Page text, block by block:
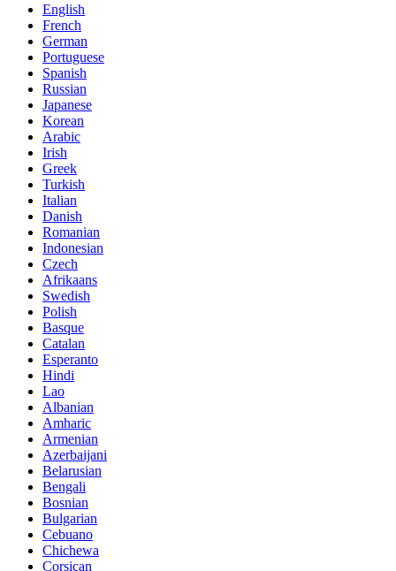
English
French
German
Portuguese
Spanish
Russian
Japanese
Korean
Arabic
Irish
Greek
Turkish
Italian
Danish
Romanian
Indonesian
Czech
Afrikaans
Swedish
Polish
Basque
Catalan
Esperanto
Hindi
Lao
Albanian
Amharic
Armenian
Azerbaijani
Belarusian
Bengali
Bosnian
Bulgarian
Cebuano
Chichewa
Corsican